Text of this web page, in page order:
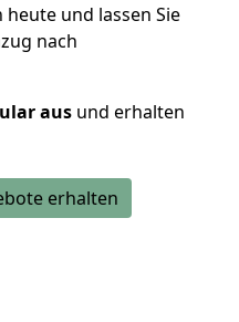
und lassen Sie
nach
aus und erhalten
erhalten